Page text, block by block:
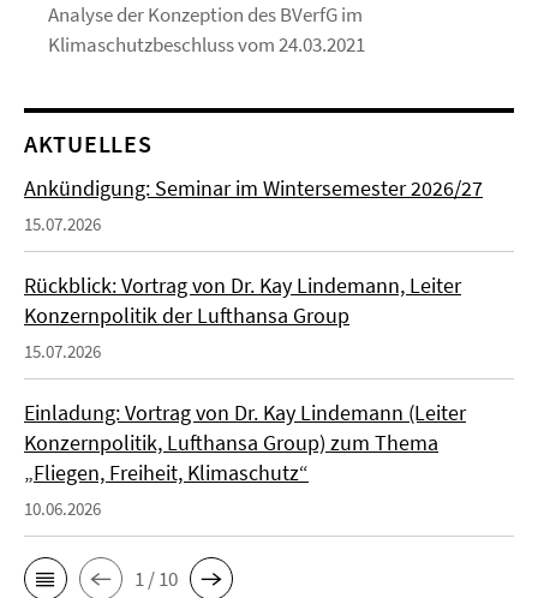
Analyse der Konzeption des BVerfG im
Klimaschutzbeschluss vom 24.03.2021
AKTUELLES
Ankündigung: Seminar im Wintersemester 2026/27
15.07.2026
Rückblick: Vortrag von Dr. Kay Lindemann, Leiter
Konzernpolitik der Lufthansa Group
15.07.2026
Einladung: Vortrag von Dr. Kay Lindemann (Leiter
Konzernpolitik, Lufthansa Group) zum Thema
„Fliegen, Freiheit, Klimaschutz“
10.06.2026
1 / 10